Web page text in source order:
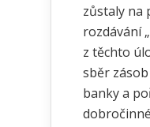
zůstaly na
rozdávání
z těchto
sběr
banky a